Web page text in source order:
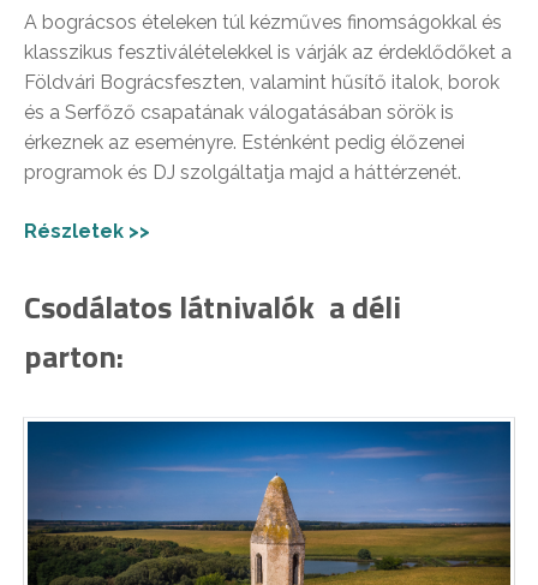
A bográcsos ételeken túl kézműves finomságokkal és
klasszikus fesztiválételekkel is várják az érdeklődőket a
Földvári Bográcsfeszten, valamint hűsítő italok, borok
és a Serfőző csapatának válogatásában sörök is
érkeznek az eseményre. Esténként pedig élőzenei
programok és DJ szolgáltatja majd a háttérzenét.
Részletek >>
Csodálatos látnivalók a déli
parton: